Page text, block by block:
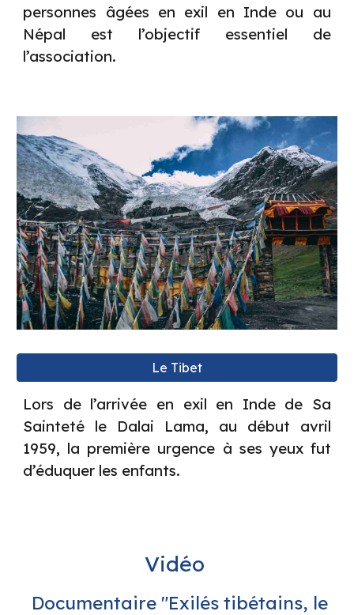
personnes âgées en exil en Inde ou au
Népal est l’objectif essentiel de
l’association.
Le Tibet
Lors de l’arrivée en exil en Inde de Sa
Sainteté le Dalai Lama, au début avril
1959, la première urgence à ses yeux fut
d’éduquer les enfants.
Vidéo
Documentaire "Exilés tibétains, le